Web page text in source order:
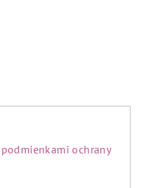
podmienkami ochrany